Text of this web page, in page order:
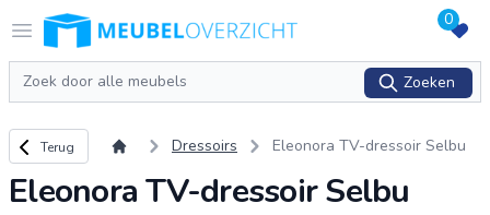
Open menu
Logo Meubeloverzicht.nl 0
Zoeken
Zoeken
Terug naar overzicht
Terug Dressoirs Eleonora TV-dressoir Selbu
Eleonora TV-dressoir Selbu